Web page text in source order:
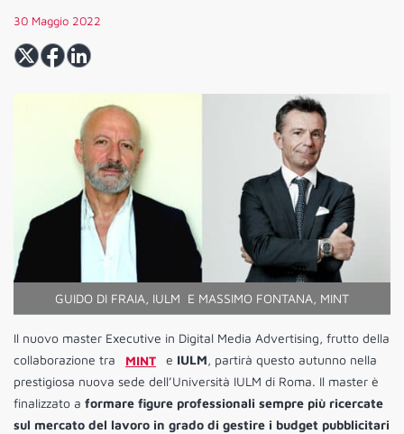
30 Maggio 2022
GUIDO DI FRAIA, IULM E MASSIMO FONTANA, MINT
Il nuovo master Executive in Digital Media Advertising, frutto della
collaborazione tra
MINT e IULM, partirà questo autunno nella
prestigiosa nuova sede dell’Università IULM di Roma. Il master è
finalizzato a formare figure professionali sempre più ricercate
sul mercato del lavoro in grado di gestire i budget pubblicitari